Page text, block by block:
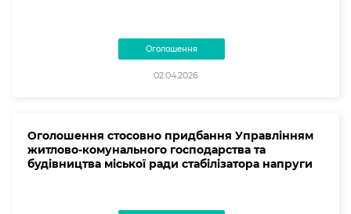
Оголошення
02.04.2026
Оголошення стосовно придбання Управлінням
житлово-комунального господарства та
будівництва міської ради стабілізатора напруги